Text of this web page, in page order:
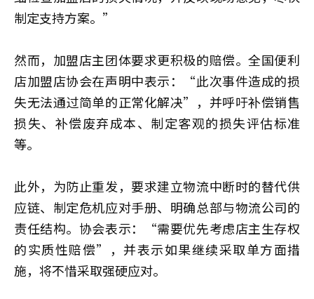
制定支持方案。”
然而，加盟店主团体要求更积极的赔偿。全国便利
店加盟店协会在声明中表示：“此次事件造成的损
失无法通过简单的正常化解决”，并呼吁补偿销售
损失、补偿废弃成本、制定客观的损失评估标准
等。
此外，为防止重发，要求建立物流中断时的替代供
应链、制定危机应对手册、明确总部与物流公司的
责任结构。协会表示：“需要优先考虑店主生存权
的实质性赔偿”，并表示如果继续采取单方面措
施，将不惜采取强硬应对。